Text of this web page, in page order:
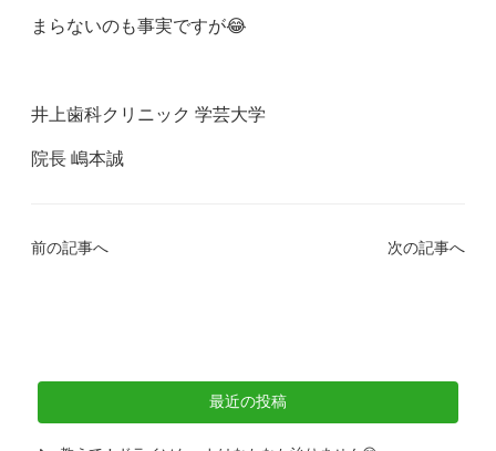
まらないのも事実ですが😂
井上歯科クリニック 学芸大学
院長 嶋本誠
前の記事へ 次の記事へ
最近の投稿